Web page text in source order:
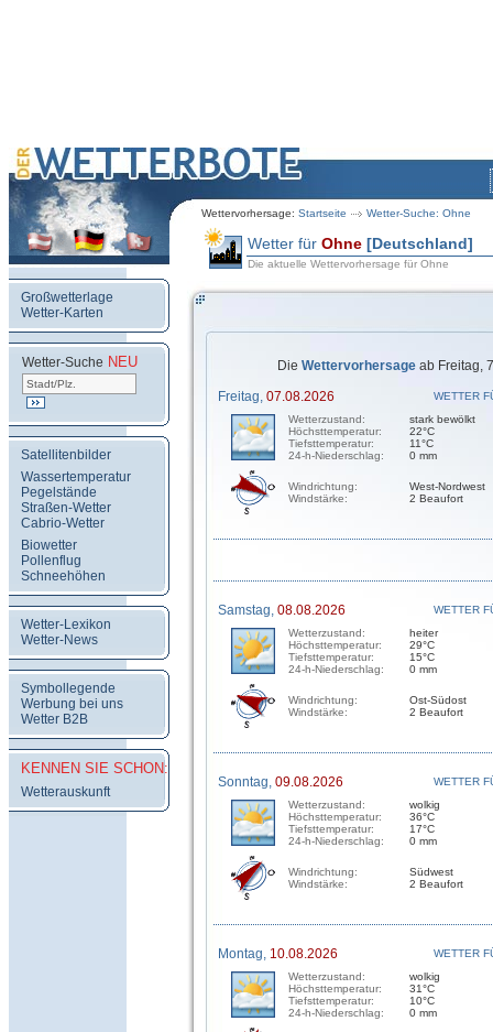
Wettervorhersage: Startseite Wetter-Suche: Ohne
Großwetterlage
Wetter-Karten
Wetter-Suche NEU
Satellitenbilder
Wassertemperatur
Pegelstände
Straßen-Wetter
Cabrio-Wetter
Biowetter
Pollenflug
Schneehöhen
Wetter-Lexikon
Wetter-News
Symbollegende
Werbung bei uns
Wetter B2B
KENNEN SIE SCHON:
Wetterauskunft
Wetter für Ohne [Deutschland]
Die aktuelle Wettervorhersage für Ohne
Die Wettervorhersage ab Freitag,
Freitag, 07.08.2026
WETTER
Wetterzustand:
Höchsttemperatur:
Tiefsttemperatur:
24-h-Niederschlag:
stark bewölkt
22°C
11°C
0 mm
Windrichtung:
Windstärke:
West-Nordwest
2 Beaufort
Samstag, 08.08.2026
WETTER
Wetterzustand:
Höchsttemperatur:
Tiefsttemperatur:
24-h-Niederschlag:
heiter
29°C
15°C
0 mm
Windrichtung:
Windstärke:
Ost-Südost
2 Beaufort
Sonntag, 09.08.2026
WETTER
Wetterzustand:
Höchsttemperatur:
Tiefsttemperatur:
24-h-Niederschlag:
wolkig
36°C
17°C
0 mm
Windrichtung:
Windstärke:
Südwest
2 Beaufort
Montag, 10.08.2026
WETTER
Wetterzustand:
Höchsttemperatur:
Tiefsttemperatur:
24-h-Niederschlag:
wolkig
31°C
10°C
0 mm